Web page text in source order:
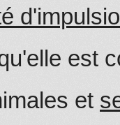
est
et